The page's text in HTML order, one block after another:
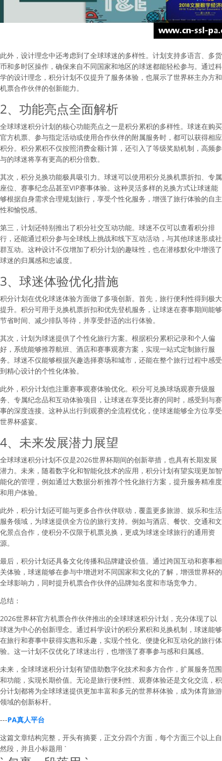
此外，设计理念中还考虑到了全球球迷的多样性。计划支持多语言、多货
币和多时区操作，确保来自不同国家和地区的球迷都能轻松参与。通过科
学的设计理念，积分计划不仅提升了服务体验，也展示了世界杯主办方和
机票合作伙伴的创新能力。
2、功能亮点全面解析
全球球迷积分计划的核心功能亮点之一是积分累积的多样性。球迷在购买
官方机票、参与指定活动或使用合作伙伴的附属服务时，都可以获得相应
积分。积分累积不仅按照消费金额计算，还引入了等级奖励机制，高频参
与的球迷将享有更高的积分倍数。
其次，积分兑换功能极具吸引力。球迷可以使用积分兑换机票折扣、专属
座位、赛事纪念品甚至VIP赛事体验。这种灵活多样的兑换方式让球迷能
够根据自身需求合理规划旅行，享受个性化服务，增强了旅行体验的自主
性和愉悦感。
第三，计划还特别推出了积分社交互动功能。球迷不仅可以查看积分排
行，还能通过积分参与全球线上挑战和线下互动活动，与其他球迷形成社
群互动。这种设计不仅增加了积分计划的趣味性，也在潜移默化中增强了
球迷的归属感和忠诚度。
3、球迷体验优化措施
积分计划在优化球迷体验方面做了多项创新。首先，旅行便利性得到极大
提升。积分可用于兑换机票折扣和优先登机服务，让球迷在赛事期间能够
节省时间、减少排队等待，并享受舒适的出行体验。
其次，计划为球迷提供了个性化旅行方案。根据积分累积记录和个人偏
好，系统能够推荐航班、酒店和赛事观赛方案，实现一站式定制旅行服
务。球迷不仅能够根据兴趣选择赛场和城市，还能在整个旅行过程中感受
到精心设计的个性化体验。
此外，积分计划也注重赛事观赛体验优化。积分可兑换球场观赛升级服
务、专属纪念品和互动体验项目，让球迷在享受比赛的同时，感受到与赛
事的深度连接。这种从出行到观赛的全流程优化，使球迷能够全方位享受
世界杯盛宴。
4、未来发展潜力展望
全球球迷积分计划不仅是2026世界杯期间的创新举措，也具有长期发展
潜力。未来，随着数字化和智能化技术的应用，积分计划有望实现更加智
能化的管理，例如通过大数据分析推荐个性化旅行方案，提升服务精准度
和用户体验。
此外，积分计划还可能与更多合作伙伴联动，覆盖更多旅游、娱乐和生活
服务领域，为球迷提供全方位的旅行支持。例如与酒店、餐饮、交通和文
化景点合作，使积分不仅限于机票兑换，更成为球迷全球旅行的通用资
源。
最后，积分计划还具备文化传播和品牌建设价值。通过跨国互动和赛事相
关体验，球迷能够在参与中增进对不同国家和文化的了解，增强世界杯的
全球影响力，同时提升机票合作伙伴的品牌知名度和市场竞争力。
总结：
2026世界杯官方机票合作伙伴推出的全球球迷积分计划，充分体现了以
球迷为中心的创新理念。通过科学设计的积分累积和兑换机制，球迷能够
在旅行和赛事中获得实惠和乐趣，实现个性化、便捷化和互动化的旅行体
验。这一计划不仅优化了球迷出行，也增强了赛事参与感和归属感。
未来，全球球迷积分计划有望借助数字化技术和多方合作，扩展服务范围
和功能，实现长期价值。无论是旅行便利性、观赛体验还是文化交流，积
分计划都将为全球球迷提供更加丰富和多元的世界杯体验，成为体育旅游
领域的创新标杆。
---PA真人平台
这篇文章结构完整，开头有摘要，正文分四个方面，每个方面三个以上自
然段，并且小标题用 `